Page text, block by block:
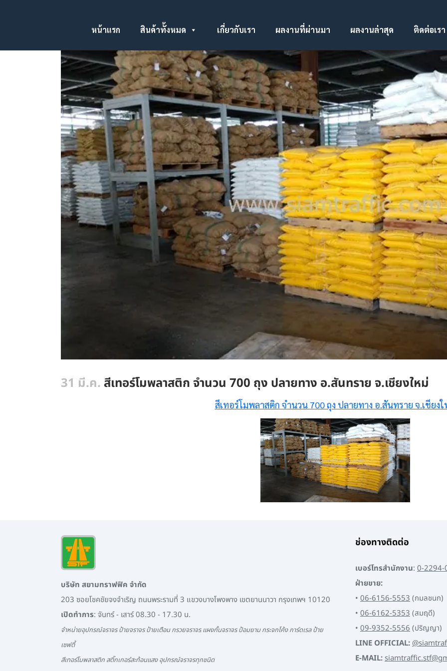
หน้าแรก สินค้าทั้งหมด เกี่ยวกับเรา ผลงานที่ผ่านมา ผลงานล่าสุด ติดต่อเรา
31 มี.ค. สีเทอร์โมพลาสติก จำนวน 700 ถุง ปลายทาง อ.สันทราย จ.เชียงใหม่
สีเทอร์โมพลาสติก จำนวน 700 ถุง ปลายทาง อ.สันทราย จ.เชียง
บริษัท สยามทราฟฟิค จำกัด
203 ซอยโชคชัยจงจำเริญ ถนนพระรามที่ 3 แขวงบางโพงพาง เขตยานนาวา กรุงเทพฯ 10120
เปิดทำการ: จันทร์ - เสาร์ 08.30 - 17.30 น.
จำหน่ายอุปกรณ์จราจร ป้ายจราจร ป้ายเตือน กรวยจราจร แผงกั้นจราจร ป้อมยาม กระจกโค้ง การ์ดเรล ป้าย
เซฟตี้
สีเทอร์โมพลาสติก สติ๊กเกอร์สะท้อนแสง อุปกรณ์จราจรทุกชนิด
ช่องทางติดต่อ
เบอร์โทรสำนักงาน: 0-
ฝ่ายขาย:
• 06-6156-5553(กมลชนก)
• 06-6162-5353(สมฤดี)
• 09-9352-5556(ปริญญา)
LINE OFFICIAL:
E-MAIL: